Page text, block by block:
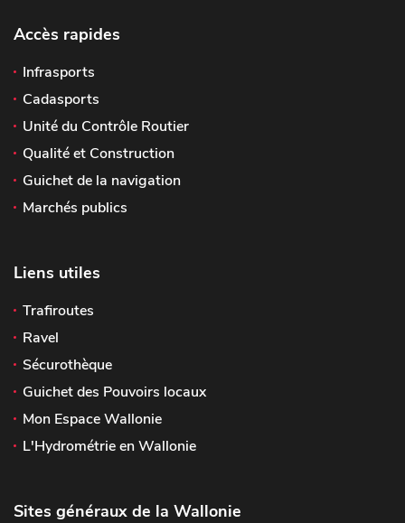
Accès rapides
Infrasports
Cadasports
Unité du Contrôle Routier
Qualité et Construction
Guichet de la navigation
Marchés publics
Liens utiles
Trafiroutes
Ravel
Sécurothèque
Guichet des Pouvoirs locaux
Mon Espace Wallonie
L'Hydrométrie en Wallonie
Sites généraux de la Wallonie